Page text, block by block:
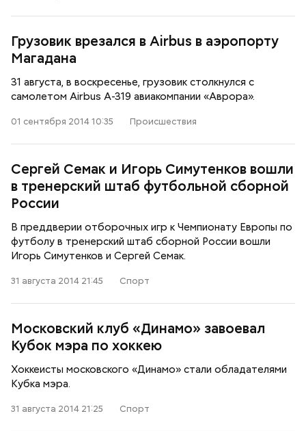
Грузовик врезался в Airbus в аэропорту
Магадана
31 августа, в воскресенье, грузовик столкнулся с
самолетом Airbus А-319 авиакомпании «Аврора».
01 сентября 2014 10:35 Происшествия
Сергей Семак и Игорь Симутенков вошли
в тренерский штаб футбольной сборной
России
В преддверии отборочных игр к Чемпионату Европы по
футболу в тренерский штаб сборной России вошли
Игорь Симутенков и Сергей Семак.
31 августа 2014 21:45 Спорт
Московский клуб «Динамо» завоевал
Кубок мэра по хоккею
Хоккеисты московского «Динамо» стали обладателями
Кубка мэра.
31 августа 2014 21:25 Спорт